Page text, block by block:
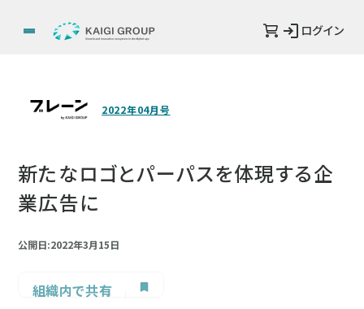
ログイン
2022年04月号
新たなロゴとパーパスを体現する企
業広告に
公開日:2022年3月15日
組織内で共有